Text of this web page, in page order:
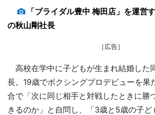
「ブライダル豊中 梅田店」を運営
の秋山剛社長
［広告］
高校在学中に子どもが生まれ結婚した
長。19歳でボクシングプロデビューを果
合で「次に同じ相手と対戦したときに勝
きるのか」と自問し、「3歳と5歳の子ど